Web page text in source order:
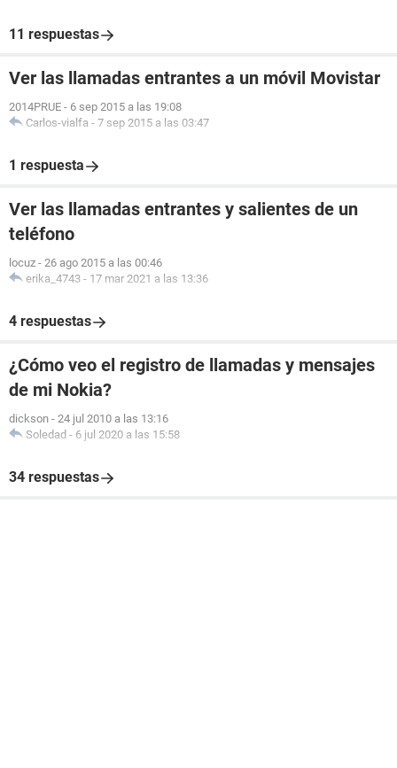
11 respuestas
Ver las llamadas entrantes a un móvil Movistar
2014PRUE - 6 sep 2015 a las 19:08
Carlos-vialfa - 7 sep 2015 a las 03:47
1 respuesta
Ver las llamadas entrantes y salientes de un
teléfono
locuz - 26 ago 2015 a las 00:46
erika_4743 - 17 mar 2021 a las 13:36
4 respuestas
¿Cómo veo el registro de llamadas y mensajes
de mi Nokia?
dickson - 24 jul 2010 a las 13:16
Soledad - 6 jul 2020 a las 15:58
34 respuestas